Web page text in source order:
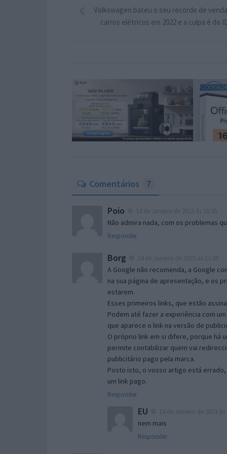
Volkswagen bateu o seu recorde de
carros elétricos em 2022 e a culpa é do
Comentários 7
Poio
Não admira nada, com os problemas
Responder
Borg
A Google não recomenda, a Google
na sua página de apresentação, e os
estarem.
Esses primeiros links, que estão
Podem até fazer a experiência com
que aparece o link na versão de
O próprio link em si difere, porque há
permite contabilizar quem vai
publicitário pago pela marca.
Posto isto, o vosso artigo está
um link pago.
Responder
EU
nem mais
Responder